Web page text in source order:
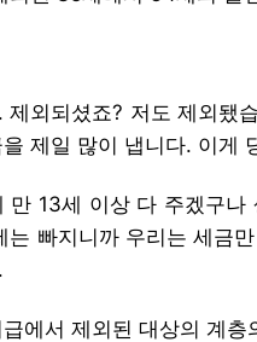
제외되셨죠? 저도 제외됐
제일 많이 냅니다. 이게
만 13세 이상 다 주겠구
는 빠지니까 우리는 세금
에서 제외된 대상의 계